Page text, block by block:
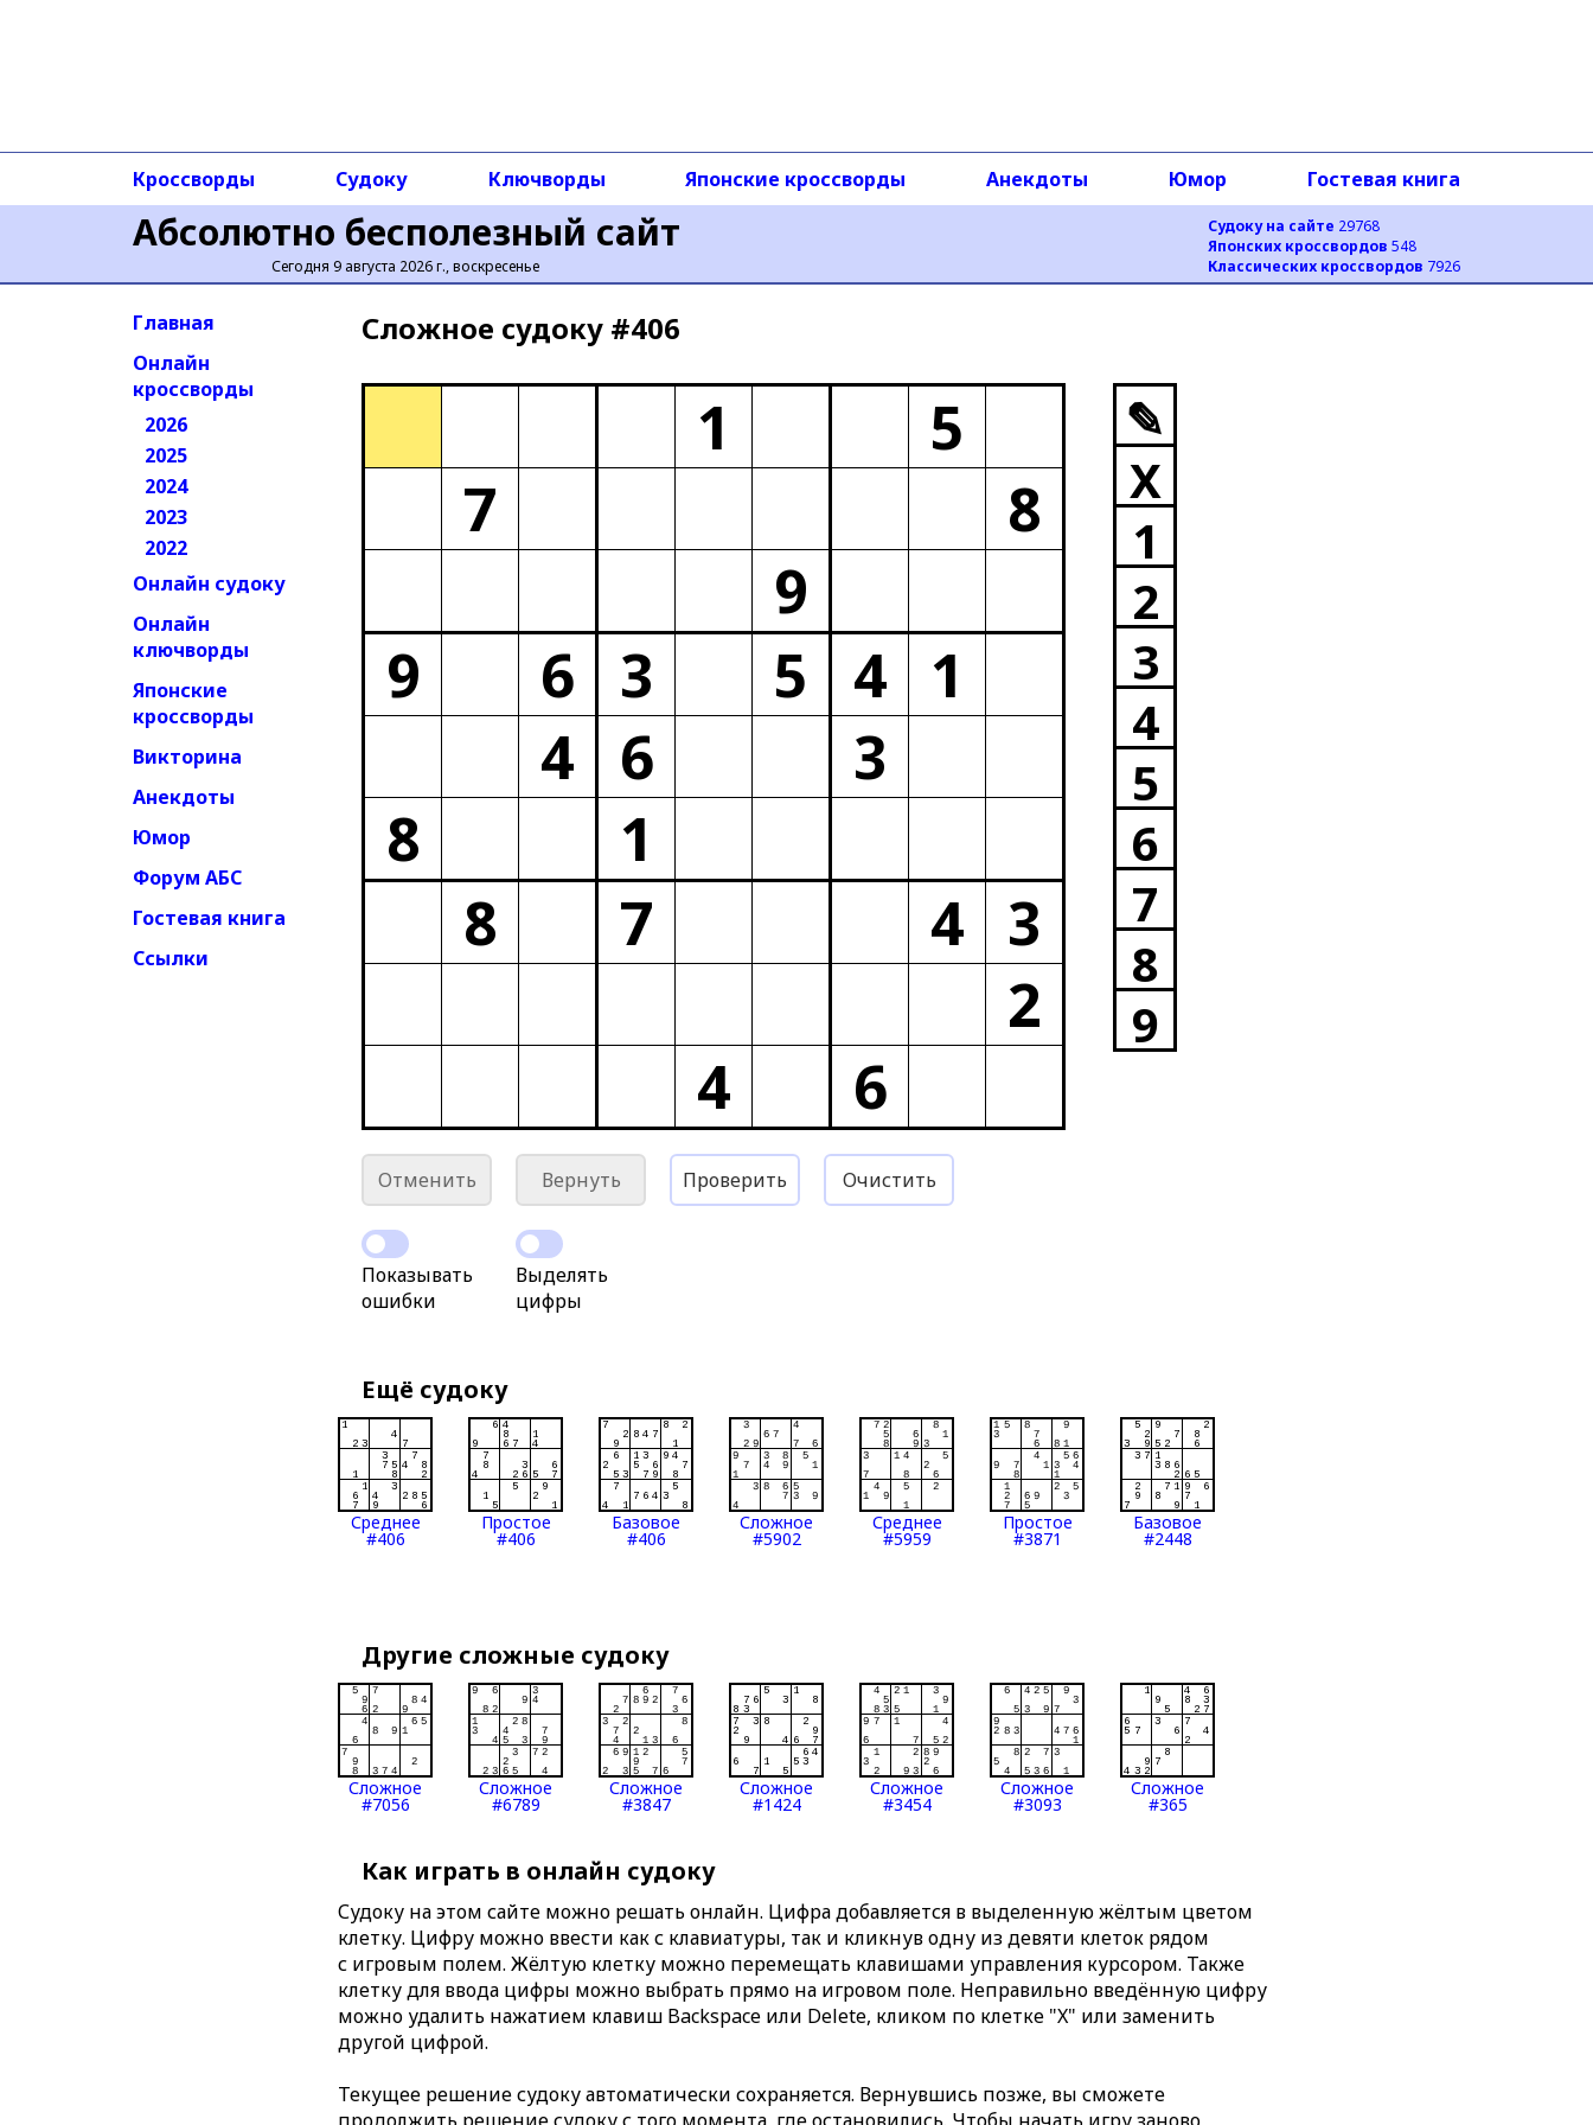
Абсолютно бесполезный сайт
Сегодня 9 августа 2026 г., воскресенье
Судоку на сайте 29768
Японских кроссвордов 548
Классических кроссвордов 7926
Кроссворды Судоку Ключворды Японские кроссворды Анекдоты Юмор Гостевая книга
Главная
Онлайн
кроссворды
2026
2025
2024
2023
2022
Онлайн судоку
Онлайн
ключворды
Японские
кроссворды
Викторина
Анекдоты
Юмор
Форум АБС
Гостевая книга
Ссылки
Сложное cудоку #406
1
5
7
8
9
9
6 3 5 4 1
4
6
3
8
1
8
7 4 3
2
4
6
✎
X
1
2
3
4
5
6
7
8
9
Отменить Вернуть Проверить Очистить
Показывать
ошибки
Выделять
цифры
Ещё судоку
Среднее
#406
Простое
#406
Базовое
#406
Сложное
#5902
Среднее
#5959
Простое
#3871
Базовое
#2448
Другие сложные судоку
Сложное
#7056
Сложное
#6789
Сложное
#3847
Сложное
#1424
Сложное
#3454
Сложное
#3093
Сложное
#365
Как играть в онлайн судоку
Судоку на этом сайте можно решать онлайн. Цифра добавляется в выделенную жёлтым цветом
клетку. Цифру можно ввести как с клавиатуры, так и кликнув одну из девяти клеток рядом
с игровым полем. Жёлтую клетку можно перемещать клавишами управления курсором. Также
клетку для ввода цифры можно выбрать прямо на игровом поле. Неправильно введённую цифру
можно удалить нажатием клавиш Backspace или Delete, кликом по клетке "X" или заменить
другой цифрой.
Текущее решение судоку автоматически сохраняется. Вернувшись позже, вы сможете